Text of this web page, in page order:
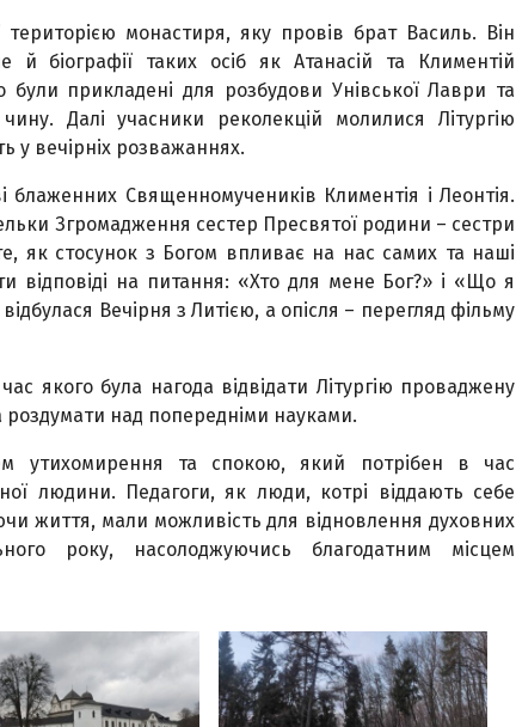
територією монастиря, яку провів брат Василь. Він
й біографії таких осіб як Атанасій та Климентій
були прикладені для розбудови Унівської Лаври та
Далі учасники реколекцій молилися Літургію
у вечірніх розважаннях.
блаженних Священномучеників Климентія і Леонтія.
Згромадження сестер Пресвятої родини – сестри
як стосунок з Богом впливає на нас самих та наші
відповіді на питання: «Хто для мене Бог?» і «Що я
Вечірня з Литією, а опісля – перегляд фільму
якого була нагода відвідати Літургію проваджену
над попередніми науками.
утихомирення та спокою, який потрібен в час
людини. Педагоги, як люди, котрі віддають себе
життя, мали можливість для відновлення духовних
року, насолоджуючись благодатним місцем